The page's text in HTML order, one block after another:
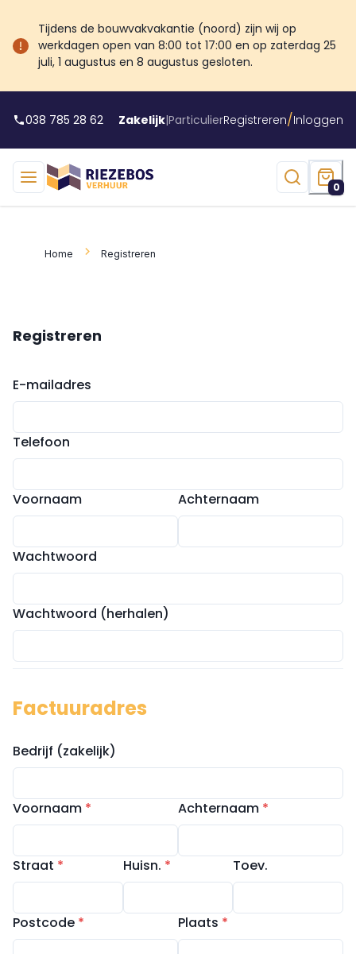
Tijdens de bouwvakvakantie (noord) zijn wij op
werkdagen open van 8:00 tot 17:00 en op zaterdag 25
juli, 1 augustus en 8 augustus gesloten.
038 785 28 62 Zakelijk|ParticulierRegistreren/Inloggen
0
Home Registreren
Registreren
E-mailadres
Telefoon
Voornaam Achternaam
Wachtwoord
Wachtwoord (herhalen)
Factuuradres
Bedrijf (zakelijk)
Voornaam * Achternaam *
Straat * Huisn. * Toev.
Postcode * Plaats *